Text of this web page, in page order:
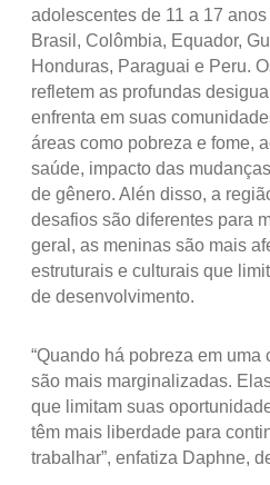
adolescentes de 11 a 17
Brasil, Colômbia, Equador,
Honduras, Paraguai e Peru.
refletem as profundas
enfrenta em suas
áreas como pobreza e fome,
saúde, impacto das
de gênero. Alén disso, a
desafios são diferentes para
geral, as meninas são mais
estruturais e culturais que
de desenvolvimento.
“Quando há pobreza em
são mais marginalizadas.
que limitam suas
têm mais liberdade para
trabalhar”, enfatiza Daphne,